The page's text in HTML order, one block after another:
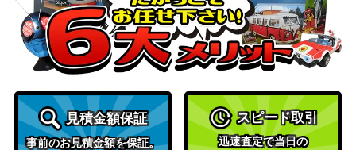
見積金額保証
事前のお見積金額を保証。
スピード取引
迅速査定で当日の